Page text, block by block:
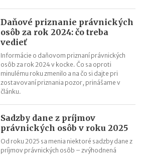
Daňové priznanie právnických
osôb za rok 2024: čo treba
vedieť
Informácie o daňovom priznaní právnických
osôb za rok 2024 v kocke. Čo sa oproti
minulému roku zmenilo a na čo si dajte pri
zostavovaní priznania pozor, prinášame v
článku.
Sadzby dane z príjmov
právnických osôb v roku 2025
Od roku 2025 sa menia niektoré sadzby dane z
príjmov právnických osôb – zvýhodnená